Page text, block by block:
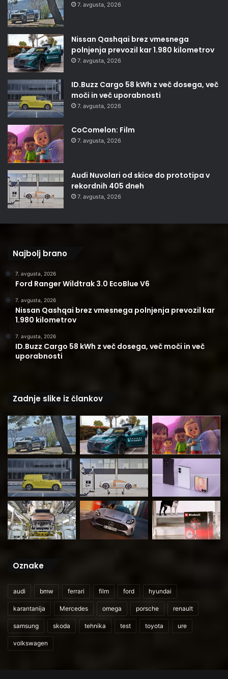
7. avgusta, 2026
Nissan Qashqai brez vmesnega
polnjenja prevozil kar 1.980 kilometrov
7. avgusta, 2026
ID.Buzz Cargo 58 kWh z več dosega, več
moči in več uporabnosti
7. avgusta, 2026
CoComelon: Film
7. avgusta, 2026
Audi Nuvolari od skice do prototipa v
rekordnih 405 dneh
7. avgusta, 2026
Najbolj brano
7. avgusta, 2026
Ford Ranger Wildtrak 3.0 EcoBlue V6
7. avgusta, 2026
Nissan Qashqai brez vmesnega polnjenja prevozil kar
1.980 kilometrov
7. avgusta, 2026
ID.Buzz Cargo 58 kWh z več dosega, več moči in več
uporabnosti
Zadnje slike iz člankov
Oznake
audi bmw ferrari film ford hyundai
karantanija Mercedes omega porsche renault
samsung skoda tehnika test toyota ure
volkswagen